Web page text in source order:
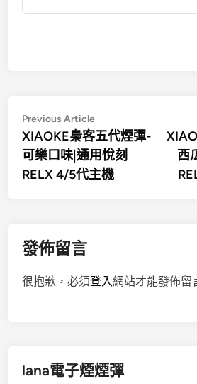
文
章
導
Previous ArticlePrevious
article:
XIAOKE梟客五代煙彈-
可樂口味|通用悅刻
RELX 4/5代主機
西
發佈留言
很抱歉，必須登入網站才能發佈留
lana電子煙煙彈